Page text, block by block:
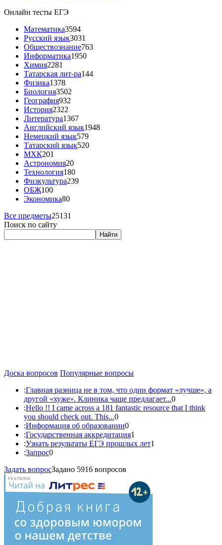
Онлайн тесты ЕГЭ
Математика3594
Русский язык3031
Обществознание763
Информатика1950
Химия2281
Татарская лит-ра144
Физика1378
Биология3502
География932
История2322
Литература1367
Английский язык1948
Немецкий язык579
Татарский язык520
МХК201
Астрономия20
Технология180
Физкультура239
ОБЖ100
Экономика80
Все предметы25131
Поиск по сайту
Найти
Доска вопросов Популярные вопросы
:Главная разница не в том, что один формат «лучше», а
другой «хуже». Клиника чаще предлагает...0
:Hello !! I came across a 181 fantastic resource that I think
you should check out. This...0
:Информация об образовании0
:Государственная аккредитация1
:Узнать результаты ЕГЭ прошлых лет1
:Запрос0
Задать вопросЗадано 5916 вопросов
РЕКЛАМА